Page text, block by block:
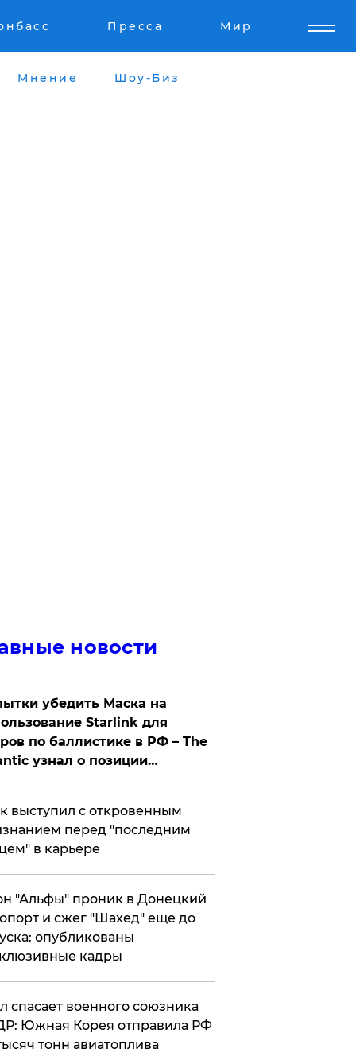
Пресса Мир
Мнение Шоу-Биз
новости
убедить Маска на
Starlink для
по баллистике в РФ – The
узнал о позиции
выступил с откровенным
перед "последним
в карьере
"Альфы" проник в Донецкий
и сжег "Шахед" еще до
опубликованы
кадры
спасает военного союзника
Южная Корея отправила РФ
тонн авиатоплива